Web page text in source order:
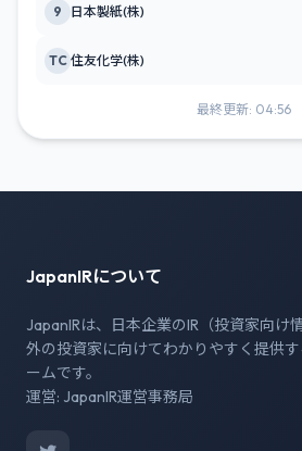
9 日本製紙(株)
TC 住友化学(株)
最終更新: 04:56
JapanIRについて
JapanIRは、日本企業のIR（投資家向け
外の投資家に向けてわかりやすく提供
ームです。
運営: JapanIR運営事務局